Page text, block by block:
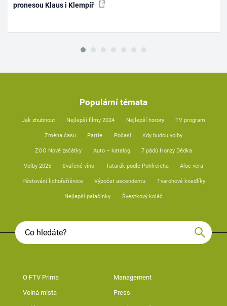
pronesou Klaus i Klempíř
Populární témata
Jak zhubnout Nejlepší filmy 2024 Nejlepší horory TV program
Změna času Partie Počasí Kdy budou volby
ZOO Nové začátky Auto – katalog 7 pádů Honzy Dědka
Volby 2025 Svařené víno Tatarák podle Pohlreicha Aloe vera
Pěstování lichořeřišnice Výpočet ascendentu Tvarohové knedlíky
Nejlepší palačinky Švestkový koláč
O FTV Prima Management
Volná místa Press